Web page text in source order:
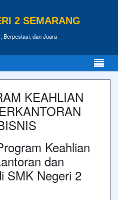
2 SEMARANG
Berpestasi, dan Juara
KEAHLIAN
Keahlian
dan
SMK Negeri 2